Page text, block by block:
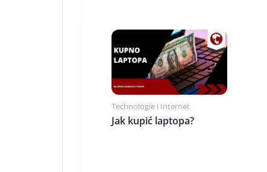
Technologie i Internet
Jak kupić laptopa?